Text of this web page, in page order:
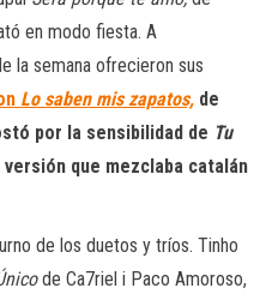
en modo fiesta. A
la semana ofrecieron sus
Lo saben mis zapatos, de
por la sensibilidad de Tu
que mezclaba catalán
de los duetos y tríos. Tinho
de Ca7riel i Paco Amoroso,